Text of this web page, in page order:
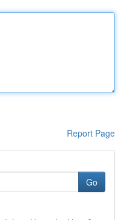
Report Page
Go